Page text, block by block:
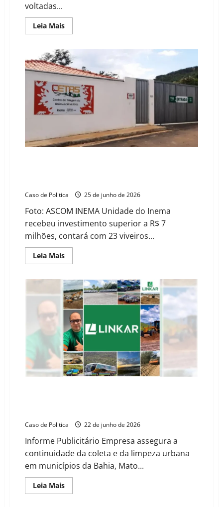
voltadas...
Leia MaisRead
more
Pedra
cobra
respostas
da
prefeitura
e
aposta
na
educação
para
proteção
animal
Caso de Politica 25 de junho de 2026
Foto: ASCOM INEMA Unidade do Inema
recebeu investimento superior a R$ 7
milhões, contará com 23 viveiros...
Leia MaisRead
more
inaugura
novo
Cetas
para
atendimento
da
fauna
silvestre
do
Oeste
baiano
nesta
sexta-
feira
Caso de Politica 22 de junho de 2026
Informe Publicitário Empresa assegura a
continuidade da coleta e da limpeza urbana
em municípios da Bahia, Mato...
Leia MaisRead
more